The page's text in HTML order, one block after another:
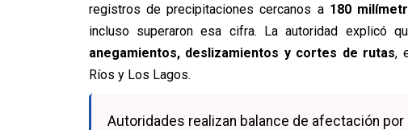
registros de precipitaciones cercanos a 180
incluso superaron esa cifra. La autoridad explicó
anegamientos, deslizamientos y cortes de rutas,
Ríos y Los Lagos.
Autoridades realizan balance de afectación